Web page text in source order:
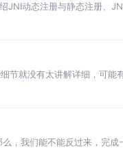
JNI动态注册与静态注册、
就没有太讲解详细，可能
者怎么进行对象传输以及调
，我们能不能反过来，完
，这两个结构…